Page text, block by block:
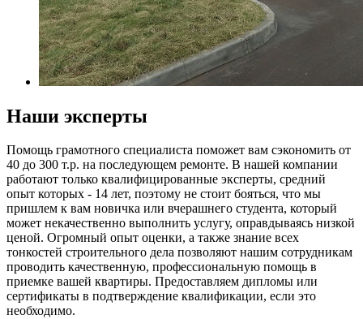
Наши эксперты
Помощь грамотного специалиста поможет вам сэкономить от
40 до 300 т.р. на последующем ремонте. В нашей компании
работают только квалифицированные эксперты, средний
опыт которых - 14 лет, поэтому не стоит бояться, что мы
пришлем к вам новичка или вчерашнего студента, который
может некачественно выполнить услугу, оправдываясь низкой
ценой. Огромный опыт оценки, а также знание всех
тонкостей строительного дела позволяют нашим сотрудникам
проводить качественную, профессиональную помощь в
приемке вашей квартиры. Предоставляем дипломы или
сертификаты в подтверждение квалификации, если это
необходимо.